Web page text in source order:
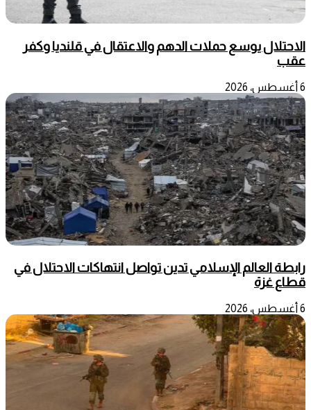
الاحتلال يوسع حملات الدهم والاعتقال في قلنديا وكفر
عقب
6 أغسطس، 2026
رابطة العالم الإسلامي تدين تواصل انتهاكات الاحتلال في
قطاع غزة
6 أغسطس، 2026